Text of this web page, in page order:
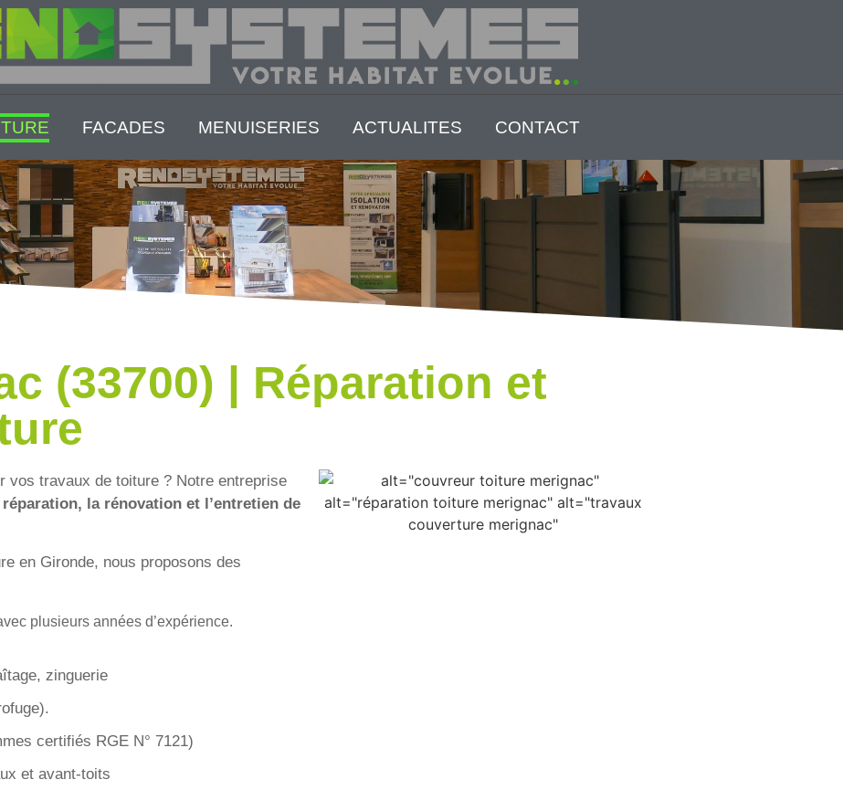
FACADES MENUISERIES ACTUALITES CONTACT
(33700) | Réparation et
vos travaux de toiture ? Notre entreprise
réparation, la rénovation et l’entretien de
en Gironde, nous proposons des
plusieurs années d’expérience.
zinguerie
certifiés RGE N° 7121)
et avant-toits